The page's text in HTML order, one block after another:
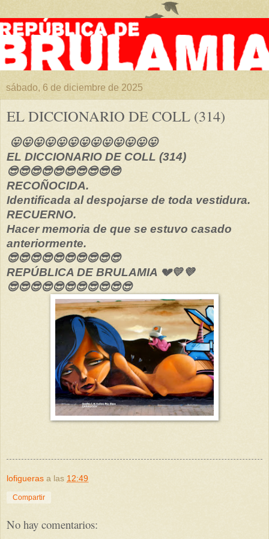
sábado, 6 de diciembre de 2025
EL DICCIONARIO DE COLL (314)
😛😛😛😛😛😛😛😛😛😛😛😛😛
EL DICCIONARIO DE COLL (314)
😎😎😎😎😎😎😎😎😎😎
RECOÑOCIDA.
Identificada al despojarse de toda vestidura.
RECUERNO.
Hacer memoria de que se estuvo casado
anteriormente.
😎😎😎😎😎😎😎😎😎😎
REPÚBLICA DE BRULAMIA 💔💛💜
😎😎😎😎😎😎😎😎😎😎😎
lofigueras a las 12:49
Compartir
No hay comentarios: